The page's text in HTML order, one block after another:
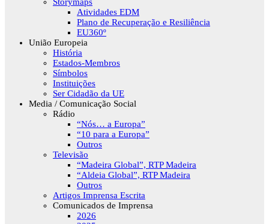
Atividades EDM
Plano de Recuperação e Resiliência
EU360º
União Europeia
História
Estados-Membros
Símbolos
Instituições
Ser Cidadão da UE
Media / Comunicação Social
Rádio
“Nós… a Europa”
“10 para a Europa”
Outros
Televisão
“Madeira Global”, RTP Madeira
“Aldeia Global”, RTP Madeira
Outros
Artigos Imprensa Escrita
Comunicados de Imprensa
2026